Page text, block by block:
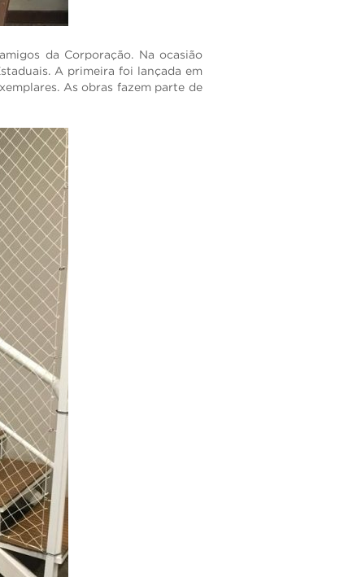
da Corporação. Na ocasião
A primeira foi lançada em
As obras fazem parte de